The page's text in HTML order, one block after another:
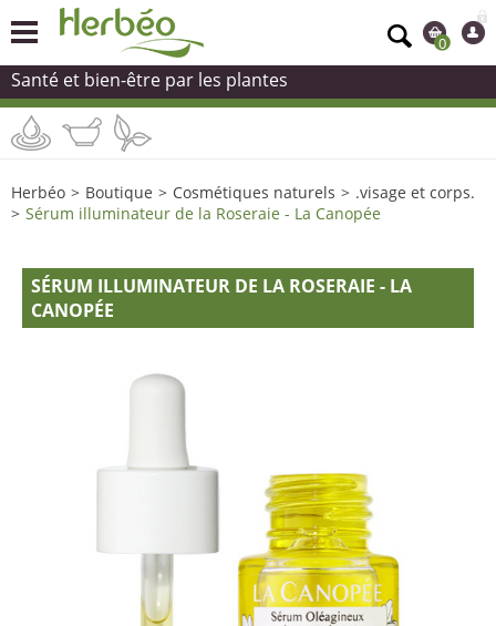
0
Santé et bien-être par les plantes
Herbéo > Boutique > Cosmétiques naturels > .visage et corps.
> Sérum illuminateur de la Roseraie - La Canopée
SÉRUM ILLUMINATEUR DE LA ROSERAIE - LA
CANOPÉE